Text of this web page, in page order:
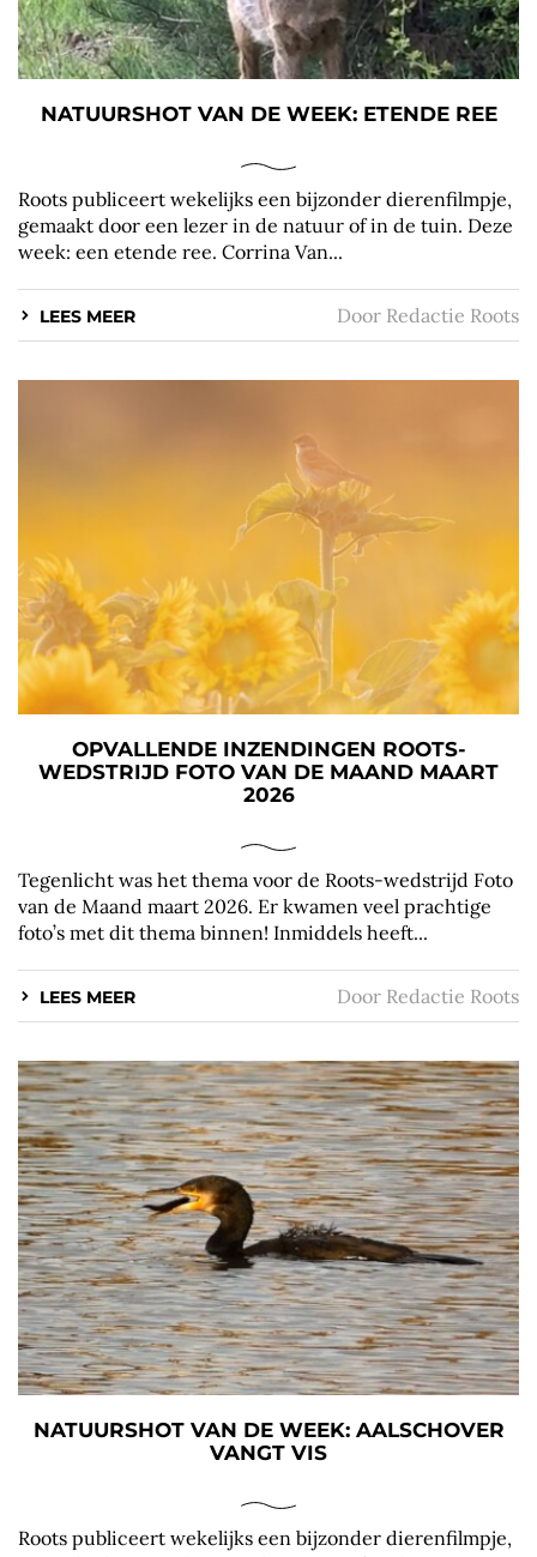
NATUURSHOT VAN DE WEEK: ETENDE REE
Roots publiceert wekelijks een bijzonder dierenfilmpje,
gemaakt door een lezer in de natuur of in de tuin. Deze
week: een etende ree. Corrina Van...
LEES MEER Door Redactie Roots
OPVALLENDE INZENDINGEN ROOTS-
WEDSTRIJD FOTO VAN DE MAAND MAART
2026
Tegenlicht was het thema voor de Roots-wedstrijd Foto
van de Maand maart 2026. Er kwamen veel prachtige
foto’s met dit thema binnen! Inmiddels heeft...
LEES MEER Door Redactie Roots
NATUURSHOT VAN DE WEEK: AALSCHOVER
VANGT VIS
Roots publiceert wekelijks een bijzonder dierenfilmpje,